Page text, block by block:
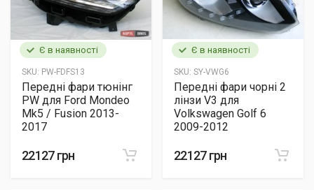
Є в наявності
SKU: PW-FDFS13
Передні фари тюнінг
PW для Ford Mondeo
Mk5 / Fusion 2013-
2017
22127 грн
Є в наявності
SKU: SY-VWG6
Передні фари чорні 2
лінзи V3 для
Volkswagen Golf 6
2009-2012
22127 грн